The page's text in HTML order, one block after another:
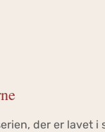
der er lavet i